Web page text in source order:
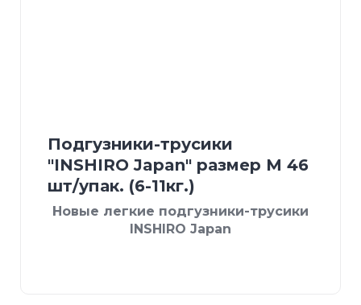
Подгузники-трусики
"INSHIRO Japan" размер М 46
шт/упак. (6-11кг.)
Новые легкие подгузники-трусики
INSHIRO Japan